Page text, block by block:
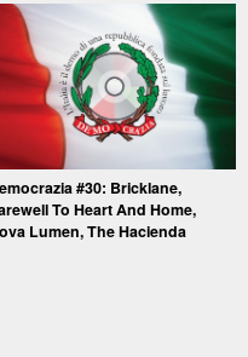
#30: Bricklane,
To Heart And Home,
Lumen, The Hacienda